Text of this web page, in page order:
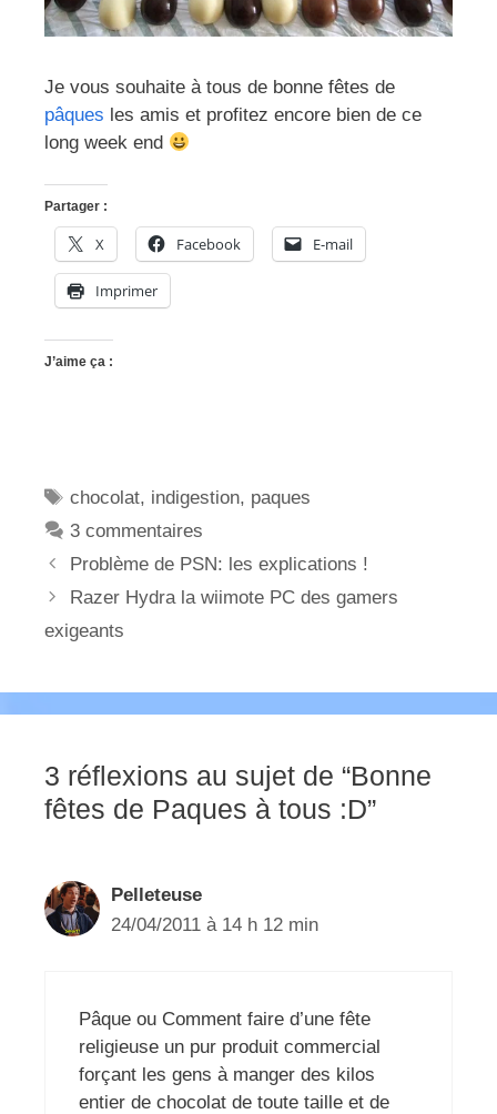
Je vous souhaite à tous de bonne fêtes de
pâques les amis et profitez encore bien de ce
long week end
Partager :
X Facebook E-mail
Imprimer
J’aime ça :
Étiquettes
chocolat, indigestion, paques
3 commentaires
Problème de PSN: les explications !
Razer Hydra la wiimote PC des gamers
exigeants
3 réflexions au sujet de “Bonne
fêtes de Paques à tous :D”
Pelleteuse
24/04/2011 à 14 h 12 min
Pâque ou Comment faire d’une fête
religieuse un pur produit commercial
forçant les gens à manger des kilos
entier de chocolat de toute taille et de